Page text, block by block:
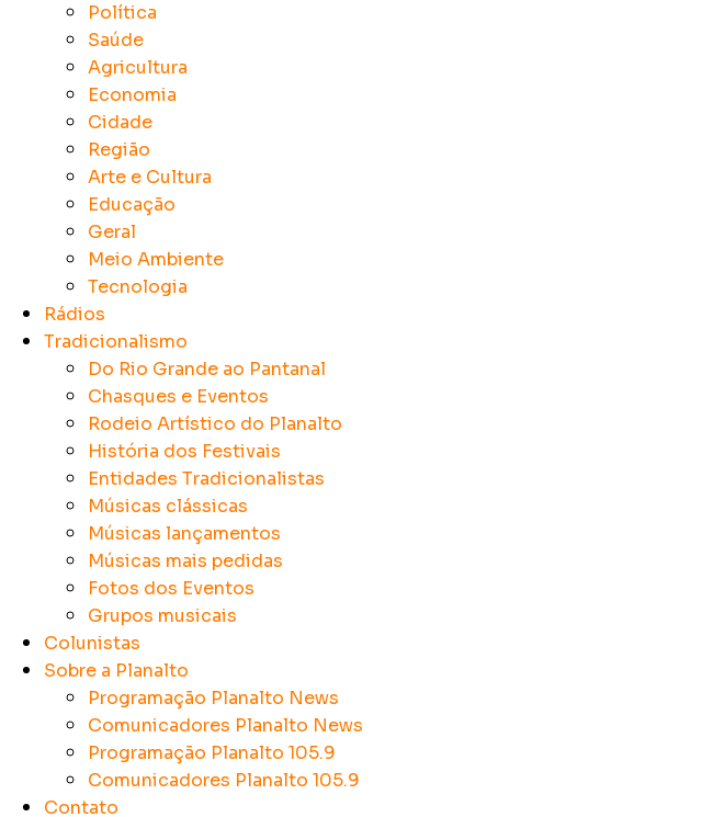
Política
Saúde
Agricultura
Economia
Cidade
Região
Arte e Cultura
Educação
Geral
Meio Ambiente
Tecnologia
Rádios
Tradicionalismo
Do Rio Grande ao Pantanal
Chasques e Eventos
Rodeio Artístico do Planalto
História dos Festivais
Entidades Tradicionalistas
Músicas clássicas
Músicas lançamentos
Músicas mais pedidas
Fotos dos Eventos
Grupos musicais
Colunistas
Sobre a Planalto
Programação Planalto News
Comunicadores Planalto News
Programação Planalto 105.9
Comunicadores Planalto 105.9
Contato